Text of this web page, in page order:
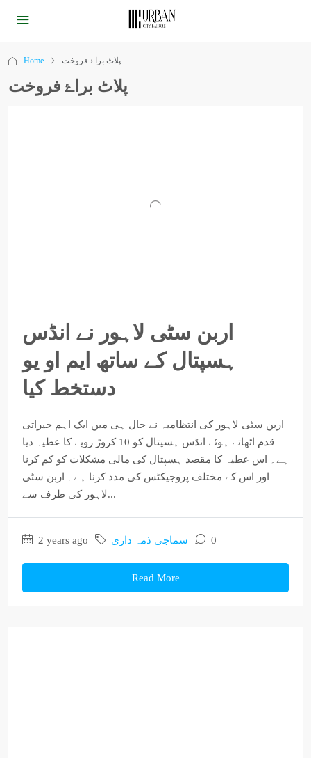
Home پلاٹ براۓ فروخت
پلاٹ براۓ فروخت
اربن سٹی لاہور نے انڈس
ہسپتال کے ساتھ ایم او یو
دستخط کیا
اربن سٹی لاہور کی انتظامیہ نے حال ہی میں ایک اہم خیراتی
قدم اٹھاتے ہوئے انڈس ہسپتال کو 10 کروڑ روپے کا عطیہ دیا
ہے۔ اس عطیہ کا مقصد ہسپتال کی مالی مشکلات کو کم کرنا
اور اس کے مختلف پروجیکٹس کی مدد کرنا ہے۔ اربن سٹی
لاہور کی طرف سے...
2 years ago سماجی ذمہ داری 0
Read More